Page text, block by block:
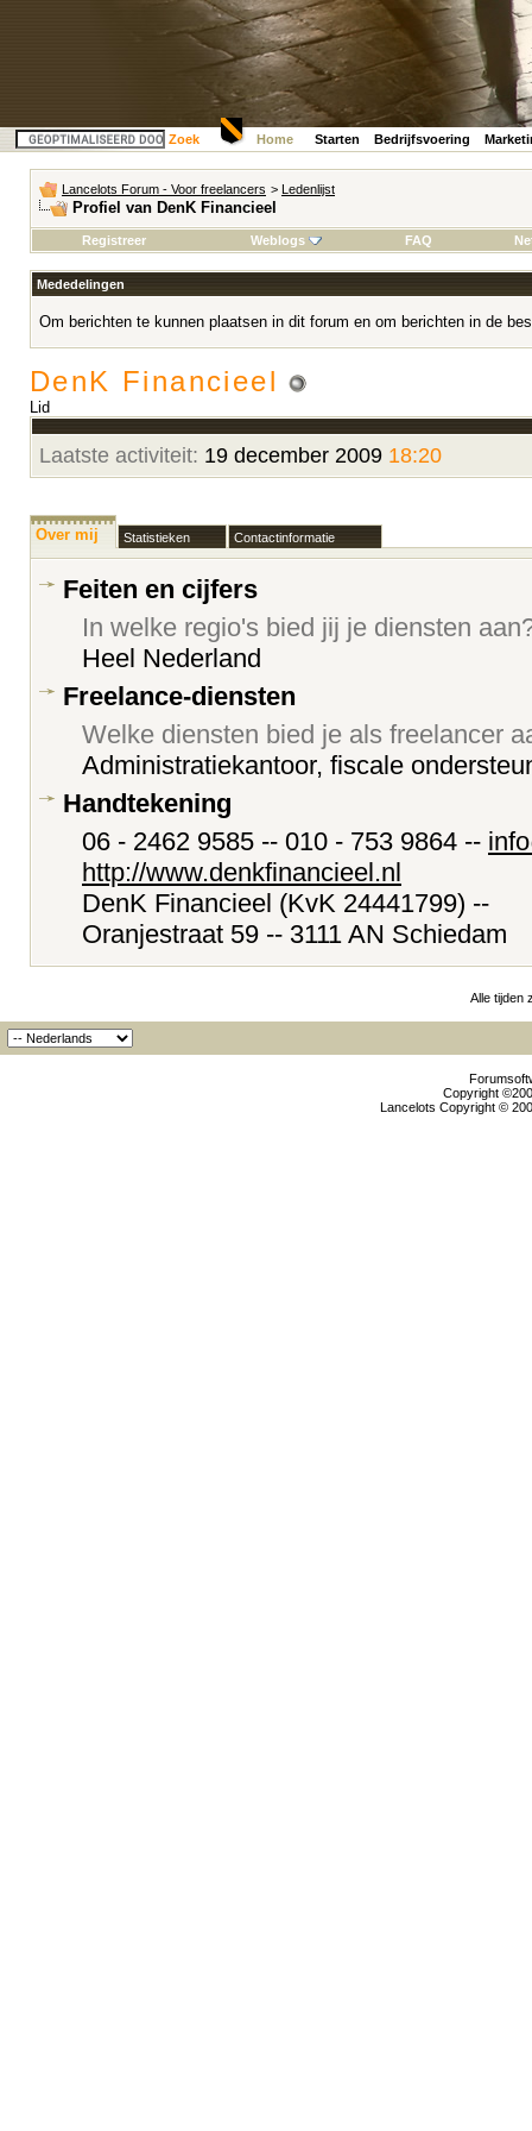
Zoek Home Starten Bedrijfsvoering
Lancelots Forum - Voor freelancers > Ledenlijst
Profiel van DenK Financieel
Registreer Weblogs FAQ
Mededelingen
Om berichten te kunnen plaatsen in dit forum en om berichten in de
DenK Financieel
Lid
Laatste activiteit: 19 december 2009 18:20
Over mij Statistieken Contactinformatie
Feiten en cijfers
In welke regio's bied jij je diensten
Heel Nederland
Freelance-diensten
Welke diensten bied je als freelancer
Administratiekantoor, fiscale
Handtekening
06 - 2462 9585 -- 010 - 753 9864 --
http://www.denkfinancieel.nl
DenK Financieel (KvK 24441799) --
Oranjestraat 59 -- 3111 AN Schiedam
Alle tijden
Copyright
Lancelots Copyright ©